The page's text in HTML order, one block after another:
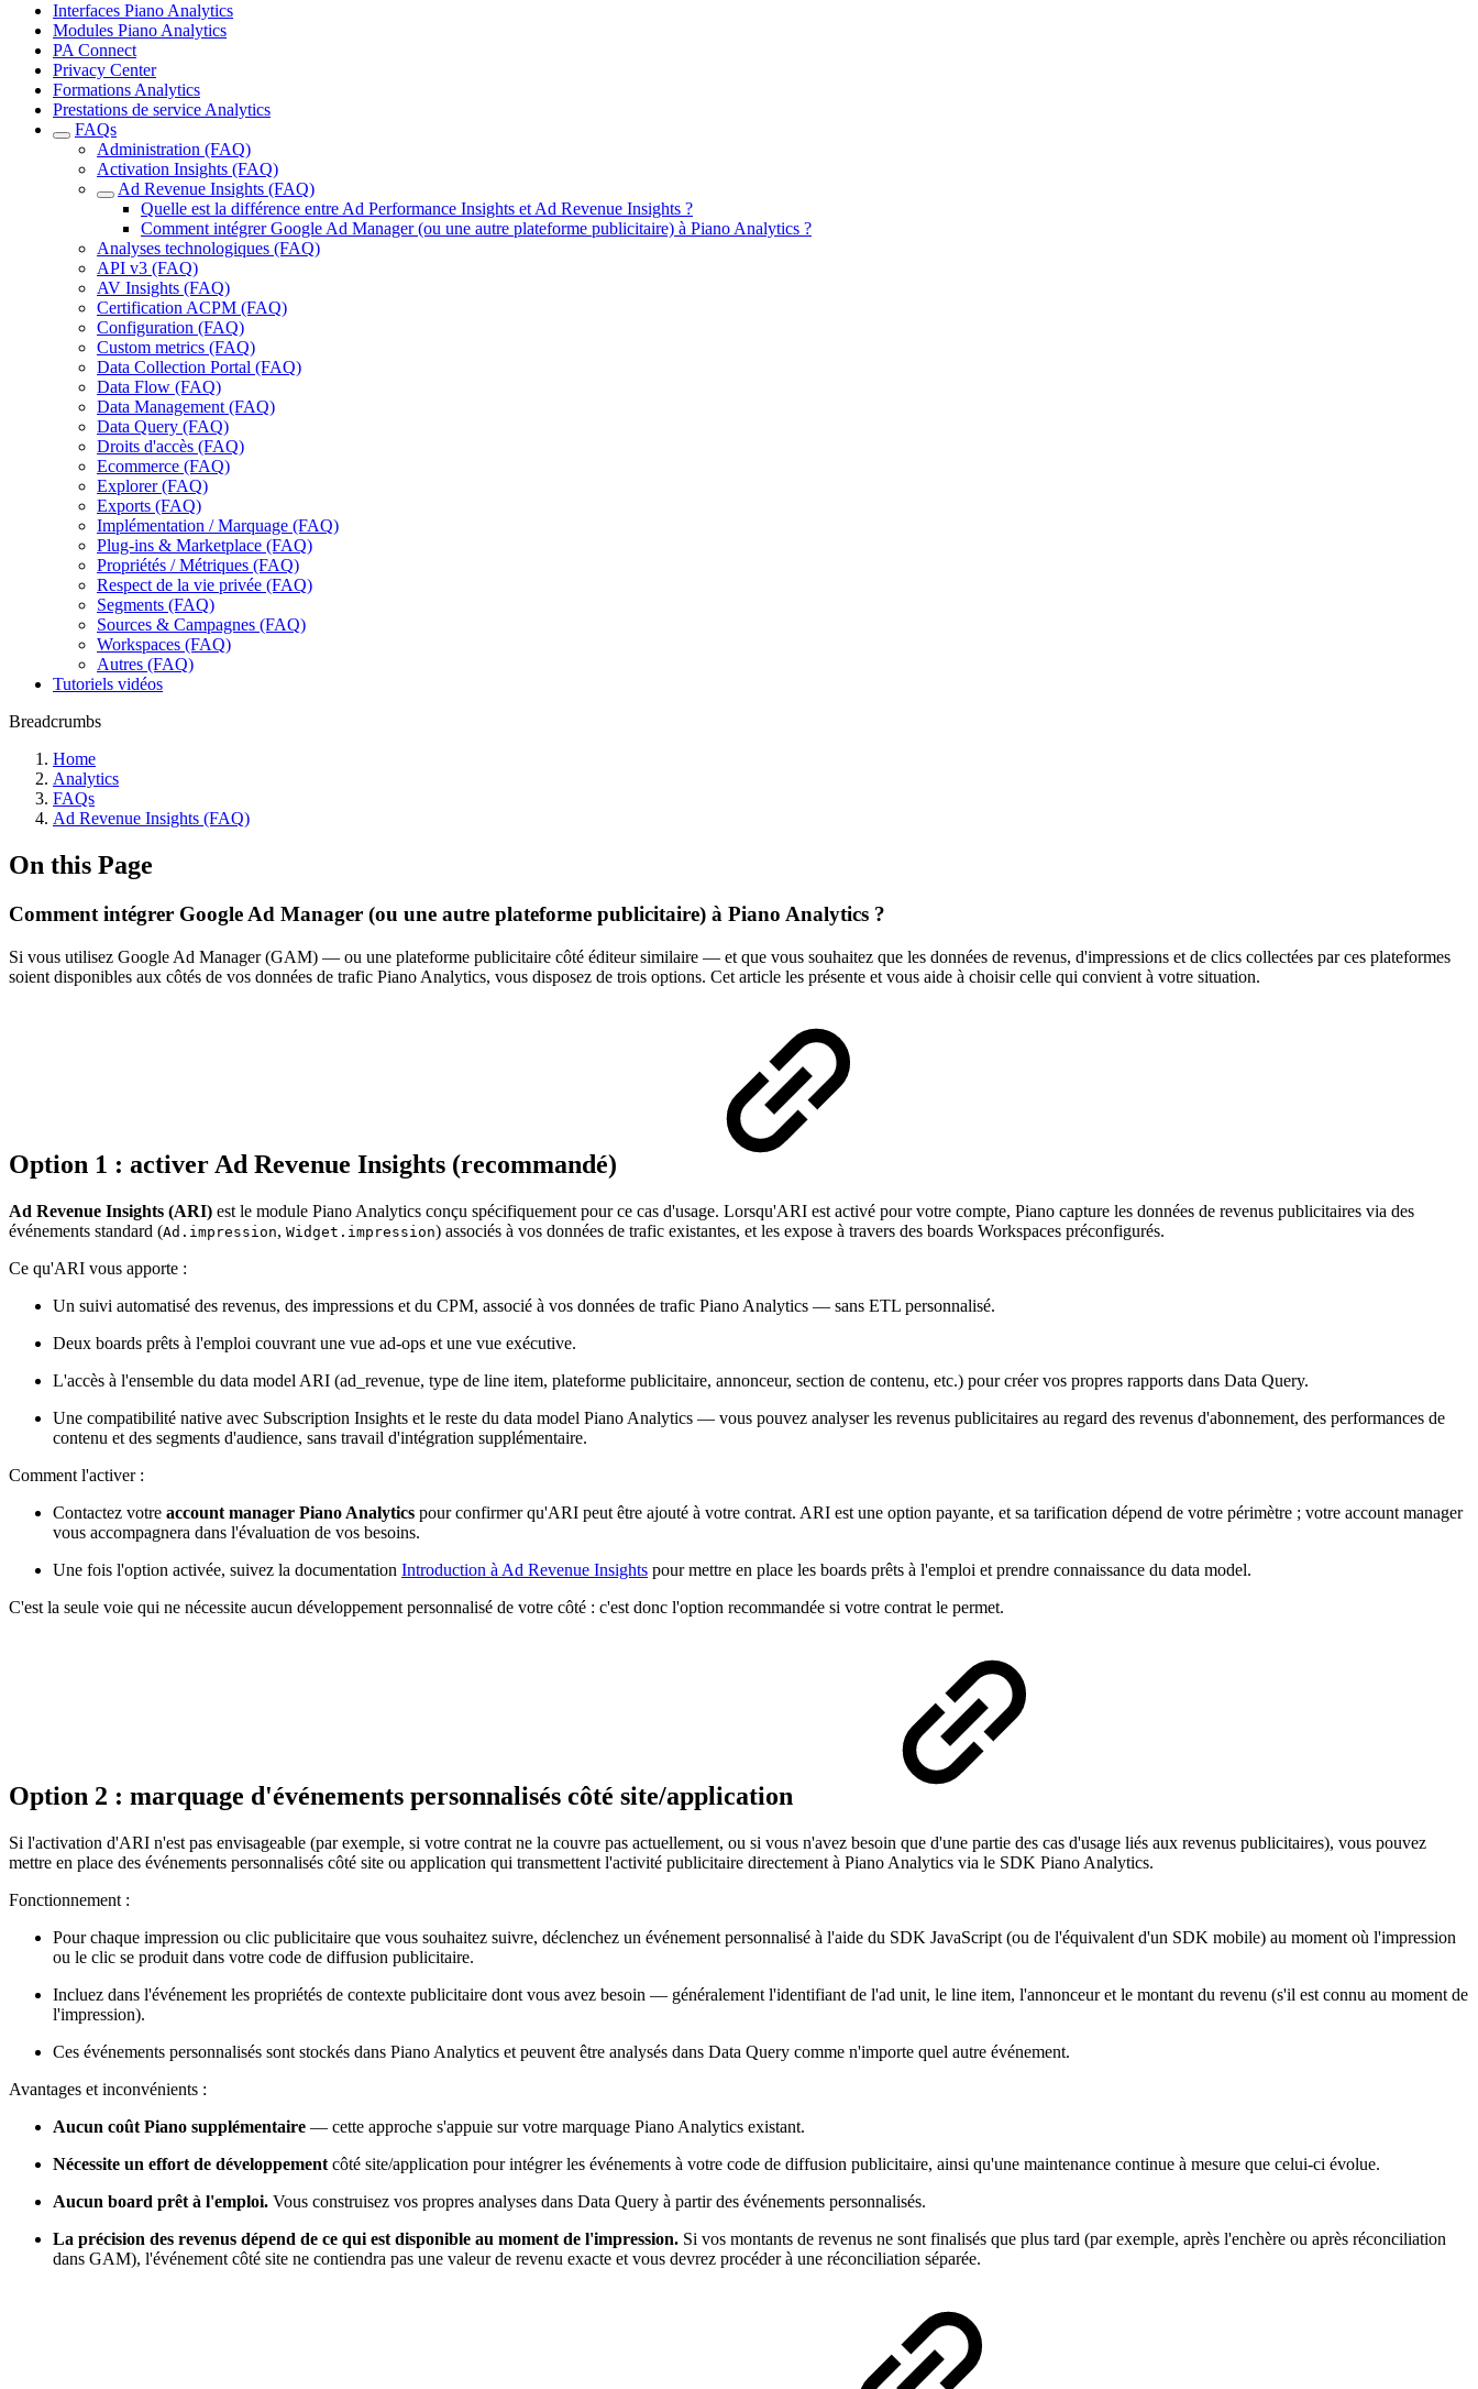
Interfaces Piano Analytics
Modules Piano Analytics
PA Connect
Privacy Center
Formations Analytics
Prestations de service Analytics
FAQs
Administration (FAQ)
Activation Insights (FAQ)
Ad Revenue Insights (FAQ)
Quelle est la différence entre Ad Performance Insights et Ad Revenue Insights ?
Comment intégrer Google Ad Manager (ou une autre plateforme publicitaire) à Piano Analytics ?
Analyses technologiques (FAQ)
API v3 (FAQ)
AV Insights (FAQ)
Certification ACPM (FAQ)
Configuration (FAQ)
Custom metrics (FAQ)
Data Collection Portal (FAQ)
Data Flow (FAQ)
Data Management (FAQ)
Data Query (FAQ)
Droits d'accès (FAQ)
Ecommerce (FAQ)
Explorer (FAQ)
Exports (FAQ)
Implémentation / Marquage (FAQ)
Plug-ins & Marketplace (FAQ)
Propriétés / Métriques (FAQ)
Respect de la vie privée (FAQ)
Segments (FAQ)
Sources & Campagnes (FAQ)
Workspaces (FAQ)
Autres (FAQ)
Tutoriels vidéos
Breadcrumbs
Home
Analytics
FAQs
Ad Revenue Insights (FAQ)
On this Page
Comment intégrer Google Ad Manager (ou une autre plateforme publicitaire) à Piano Analytics ?
Si vous utilisez Google Ad Manager (GAM) — ou une plateforme publicitaire côté éditeur similaire — et que vous souhaitez que les données de revenus, d'impressions et de clics collectées par ces plateformes
soient disponibles aux côtés de vos données de trafic Piano Analytics, vous disposez de trois options. Cet article les présente et vous aide à choisir celle qui convient à votre situation.
Option 1 : activer Ad Revenue Insights (recommandé)
Ad Revenue Insights (ARI) est le module Piano Analytics conçu spécifiquement pour ce cas d'usage. Lorsqu'ARI est activé pour votre compte, Piano capture les données de revenus publicitaires via des
événements standard (Ad.impression, Widget.impression) associés à vos données de trafic existantes, et les expose à travers des boards Workspaces préconfigurés.
Ce qu'ARI vous apporte :
Un suivi automatisé des revenus, des impressions et du CPM, associé à vos données de trafic Piano Analytics — sans ETL personnalisé.
Deux boards prêts à l'emploi couvrant une vue ad-ops et une vue exécutive.
L'accès à l'ensemble du data model ARI (ad_revenue, type de line item, plateforme publicitaire, annonceur, section de contenu, etc.) pour créer vos propres rapports dans Data Query.
Une compatibilité native avec Subscription Insights et le reste du data model Piano Analytics — vous pouvez analyser les revenus publicitaires au regard des revenus d'abonnement, des performances de
contenu et des segments d'audience, sans travail d'intégration supplémentaire.
Comment l'activer :
Contactez votre account manager Piano Analytics pour confirmer qu'ARI peut être ajouté à votre contrat. ARI est une option payante, et sa tarification dépend de votre périmètre ; votre account manager
vous accompagnera dans l'évaluation de vos besoins.
Une fois l'option activée, suivez la documentation Introduction à Ad Revenue Insights pour mettre en place les boards prêts à l'emploi et prendre connaissance du data model.
C'est la seule voie qui ne nécessite aucun développement personnalisé de votre côté : c'est donc l'option recommandée si votre contrat le permet.
Option 2 : marquage d'événements personnalisés côté site/application
Si l'activation d'ARI n'est pas envisageable (par exemple, si votre contrat ne la couvre pas actuellement, ou si vous n'avez besoin que d'une partie des cas d'usage liés aux revenus publicitaires), vous pouvez
mettre en place des événements personnalisés côté site ou application qui transmettent l'activité publicitaire directement à Piano Analytics via le SDK Piano Analytics.
Fonctionnement :
Pour chaque impression ou clic publicitaire que vous souhaitez suivre, déclenchez un événement personnalisé à l'aide du SDK JavaScript (ou de l'équivalent d'un SDK mobile) au moment où l'impression
ou le clic se produit dans votre code de diffusion publicitaire.
Incluez dans l'événement les propriétés de contexte publicitaire dont vous avez besoin — généralement l'identifiant de l'ad unit, le line item, l'annonceur et le montant du revenu (s'il est connu au moment de
l'impression).
Ces événements personnalisés sont stockés dans Piano Analytics et peuvent être analysés dans Data Query comme n'importe quel autre événement.
Avantages et inconvénients :
Aucun coût Piano supplémentaire — cette approche s'appuie sur votre marquage Piano Analytics existant.
Nécessite un effort de développement côté site/application pour intégrer les événements à votre code de diffusion publicitaire, ainsi qu'une maintenance continue à mesure que celui-ci évolue.
Aucun board prêt à l'emploi. Vous construisez vos propres analyses dans Data Query à partir des événements personnalisés.
La précision des revenus dépend de ce qui est disponible au moment de l'impression. Si vos montants de revenus ne sont finalisés que plus tard (par exemple, après l'enchère ou après réconciliation
dans GAM), l'événement côté site ne contiendra pas une valeur de revenu exacte et vous devrez procéder à une réconciliation séparée.